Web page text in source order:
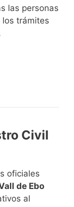
las personas
trámites
Civil
oficiales
de Ebo
al